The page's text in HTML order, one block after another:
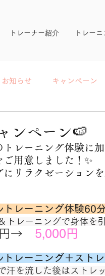
トレーナー紹介 トレーニ
お知らせ キャンペーン
ンペーン🍉
トレーニング体験に
ご用意しました！✨
にリラクゼーション
レーニング体験60
トレーニングで身体を
円→ 5,000円
レーニング＋スト
汗を流した後はストレ